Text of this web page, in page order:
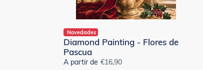
Novedades
Diamond Painting - Flores de
Pascua
A partir de Precio
€16,90